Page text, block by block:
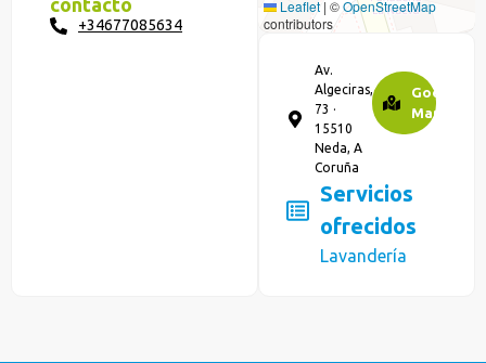
contacto
+34677085634
Leaflet | ©OpenStreetMap
contributors
Av.
Algeciras,
73 ·
15510
Neda, A
Coruña
Google
Maps
Servicios
ofrecidos
Lavandería